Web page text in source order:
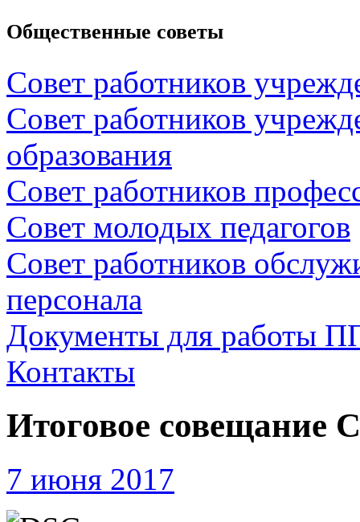
Общественные советы
Совет работников
Совет работников
образования
Совет работников
Совет молодых педагогов
Совет работников
персонала
Документы для работы
Контакты
Итоговое совещание
7 июня 2017